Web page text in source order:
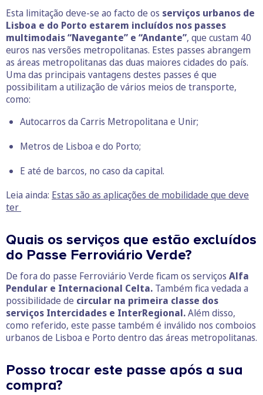
Esta limitação deve-se ao facto de os serviços urbanos de
Lisboa e do Porto estarem incluídos nos passes
multimodais “Navegante” e “Andante”, que custam 40
euros nas versões metropolitanas. Estes passes abrangem
as áreas metropolitanas das duas maiores cidades do país.
Uma das principais vantagens destes passes é que
possibilitam a utilização de vários meios de transporte,
como:
Autocarros da Carris Metropolitana e Unir;
Metros de Lisboa e do Porto;
E até de barcos, no caso da capital.
Leia ainda: Estas são as aplicações de mobilidade que deve
ter
Quais os serviços que estão excluídos
do Passe Ferroviário Verde?
De fora do passe Ferroviário Verde ficam os serviços Alfa
Pendular e Internacional Celta. Também fica vedada a
possibilidade de circular na primeira classe dos
serviços Intercidades e InterRegional.Além disso,
como referido, este passe também é inválido nos comboios
urbanos de Lisboa e Porto dentro das áreas metropolitanas.
Posso trocar este passe após a sua
compra?